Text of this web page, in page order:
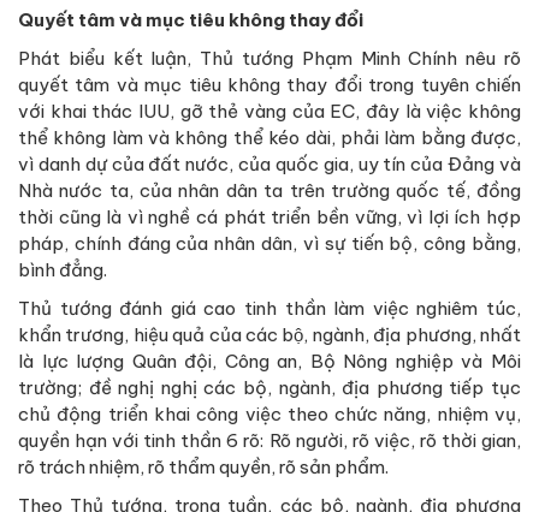
Quyết tâm và mục tiêu không thay đổi
Phát biểu kết luận, Thủ tướng Phạm Minh Chính nêu rõ
quyết tâm và mục tiêu không thay đổi trong tuyên chiến
với khai thác IUU, gỡ thẻ vàng của EC, đây là việc không
thể không làm và không thể kéo dài, phải làm bằng được,
vì danh dự của đất nước, của quốc gia, uy tín của Đảng và
Nhà nước ta, của nhân dân ta trên trường quốc tế, đồng
thời cũng là vì nghề cá phát triển bền vững, vì lợi ích hợp
pháp, chính đáng của nhân dân, vì sự tiến bộ, công bằng,
bình đẳng.
Thủ tướng đánh giá cao tinh thần làm việc nghiêm túc,
khẩn trương, hiệu quả của các bộ, ngành, địa phương, nhất
là lực lượng Quân đội, Công an, Bộ Nông nghiệp và Môi
trường; đề nghị nghị các bộ, ngành, địa phương tiếp tục
chủ động triển khai công việc theo chức năng, nhiệm vụ,
quyền hạn với tinh thần 6 rõ: Rõ người, rõ việc, rõ thời gian,
rõ trách nhiệm, rõ thẩm quyền, rõ sản phẩm.
Theo Thủ tướng, trong tuần, các bộ, ngành, địa phương